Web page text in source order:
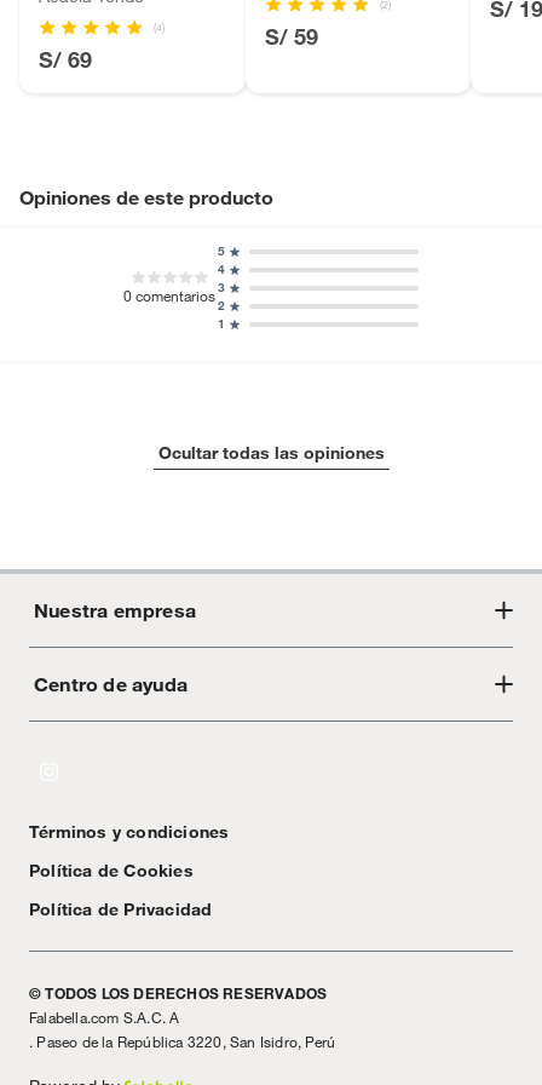
Licores y cigarros electrónicos.
(4)
S/ 69
(2)
S/ 59
S/
Opiniones de este producto
0comentarios
1
2
3
4
5
Ocultar todas las opiniones
Nuestra empresa
Acerca de Crate
Centro de ayuda
Textos Legales
Términos y condiciones
Política de Cookies
Política de Privacidad
© TODOS LOS DERECHOS RESERVADOS
Falabella.com S.A.C. A
. Paseo de la República 3220, San Isidro, Perú